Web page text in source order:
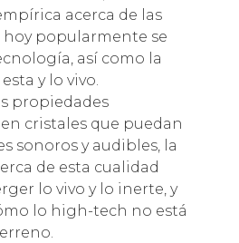
acerca de las
hoy popularmente se
así como la
y lo vivo.
propiedades
cristales que puedan
sonoros y audibles, la
de esta cualidad
lo vivo y lo inerte, y
lo high-tech no está